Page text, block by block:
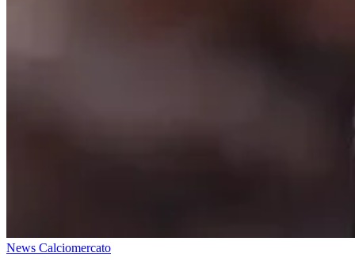
News Calciomercato